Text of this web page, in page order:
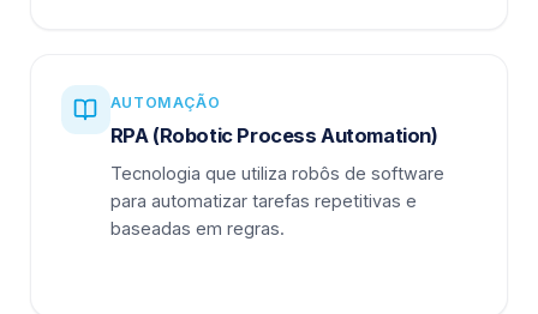
AUTOMAÇÃO
RPA (Robotic Process Automation)
Tecnologia que utiliza robôs de software
para automatizar tarefas repetitivas e
baseadas em regras.